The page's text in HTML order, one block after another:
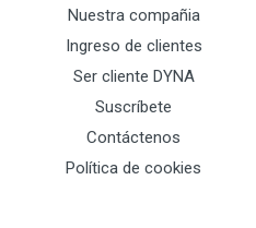
Nuestra compañia
Ingreso de clientes
Ser cliente DYNA
Suscríbete
Contáctenos
Política de cookies